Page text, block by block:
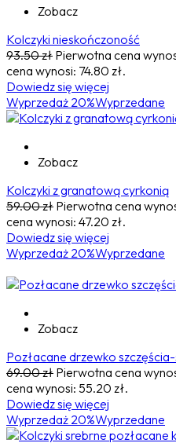
Zobacz
Kolczyki nieskończoność
93.50zł Pierwotna cena
cena wynosi: 74.80 zł.
Dowiedz się więcej
Wyprzedaż 20%Wyprzedane
Zobacz
Kolczyki z granatową cyrkonią
59.00zł Pierwotna cena
cena wynosi: 47.20 zł.
Dowiedz się więcej
Wyprzedaż 20%Wyprzedane
Zobacz
Pozłacane drzewko
69.00zł Pierwotna cena
cena wynosi: 55.20 zł.
Dowiedz się więcej
Wyprzedaż 20%Wyprzedane